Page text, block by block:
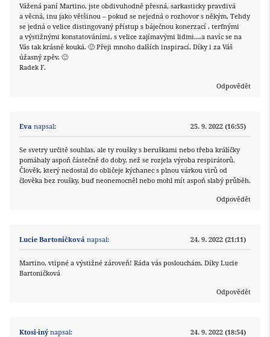
Vážená paní Martino, jste obdivuhodně přesná, sarkasticky pravdivá
a věcná, inu jako většinou – pokud se nejedná o rozhovor s někým, Tehdy
se jedná o velice distingovaný přístup s báječnou konerzací , terfnými
a výstižnými konstatováními, s velice zajímavými lidmi….a navíc se na
Vás tak krásně kouká. 🙂 Přeji mnoho dalších inspirací. Díky i za Váš
úžasný zpěv. 🙂
Radek F.
Odpovědět
Eva napsal: 25. 9. 2022 (16:55)
Se svetry určitě souhlas, ale ty roušky s beruškami nebo třeba králíčky
pomáhaly aspoň částečně do doby, než se rozjela výroba respirátorů.
Člověk, který nedostal do obličeje kýchanec s plnou várkou virů od
člověka bez roušky, buď neonemocněl nebo mohl mít aspoň slabý průběh.
Odpovědět
Lucie Bartoničková napsal: 24. 9. 2022 (21:11)
Martino, vtipné a výstižné zároveň! Ráda vás poslouchám. Díky Lucie
Bartoničková
Odpovědět
Ktosi-iný napsal: 24. 9. 2022 (18:54)